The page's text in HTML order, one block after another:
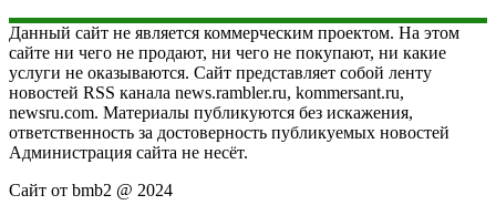
Данный сайт не является коммерческим проектом. На этом
сайте ни чего не продают, ни чего не покупают, ни какие
услуги не оказываются. Сайт представляет собой ленту
новостей RSS канала news.rambler.ru, kommersant.ru,
newsru.com. Материалы публикуются без искажения,
ответственность за достоверность публикуемых новостей
Администрация сайта не несёт.
Сайт от bmb2 @ 2024